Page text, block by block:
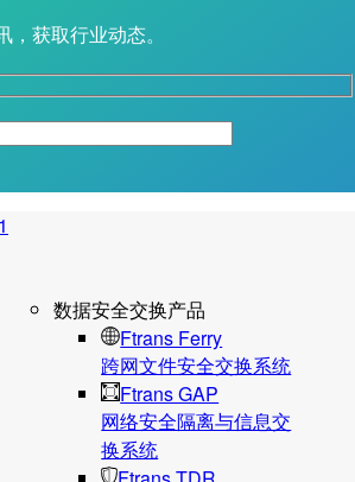
获取行业动态。
数据安全交换产品
Ftrans Ferry
跨网文件安全交换系统
Ftrans GAP
网络安全隔离与信息交
换系统